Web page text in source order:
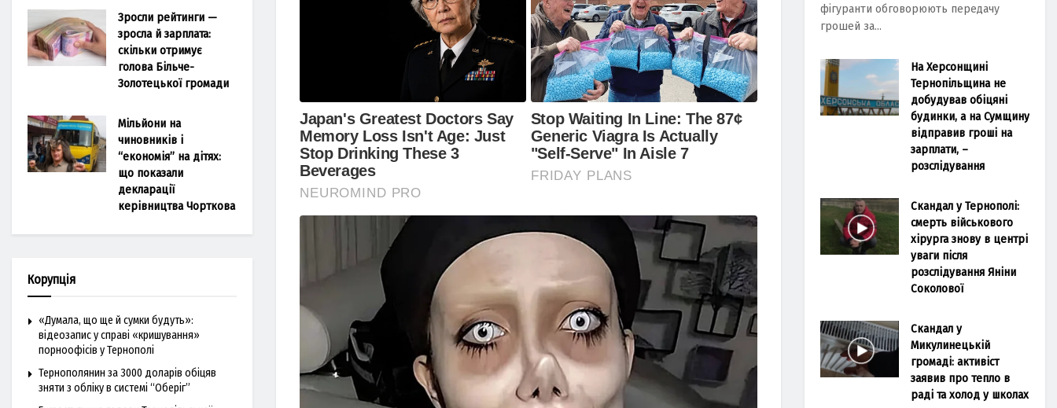
Зросли рейтинги —
зросла й зарплата:
скільки отримує
голова Більче-
Золотецької громади
Мільйони на
чиновників і
“економія” на дітях:
що показали
декларації
керівництва Чорткова
Корупція
«Думала, що ще й сумки будуть»:
відеозапис у справі «кришування»
порноофісів у Тернополі
Тернополянин за 3000 доларів обіцяв
зняти з обліку в системі “Оберіг”
фігуранти обговорюють передачу
грошей за...
На Херсонщині
Тернопільщина не
добудував обіцяні
будинки, а на Сумщину
відправив гроші на
зарплати, –
розслідування
Скандал у Тернополі:
смерть військового
хірурга знову в центрі
уваги після
розслідування Яніни
Соколової
Скандал у
Микулинецькій
громаді: активіст
заявив про тепло в
раді та холод у школах